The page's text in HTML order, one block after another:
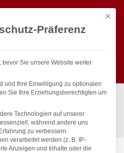
Suchen
Geräte für Profis
/
(L)180mm
Mit
Präferenz
Sie unsere Website weiter
und Ihre Einwilligung zu optionalen
Sie Ihre Erziehungsberechtigten um
Technologien auf unserer
während andere uns
zu verbessern.
verarbeitet werden (z. B. IP-
Anzeigen und Inhalte oder die